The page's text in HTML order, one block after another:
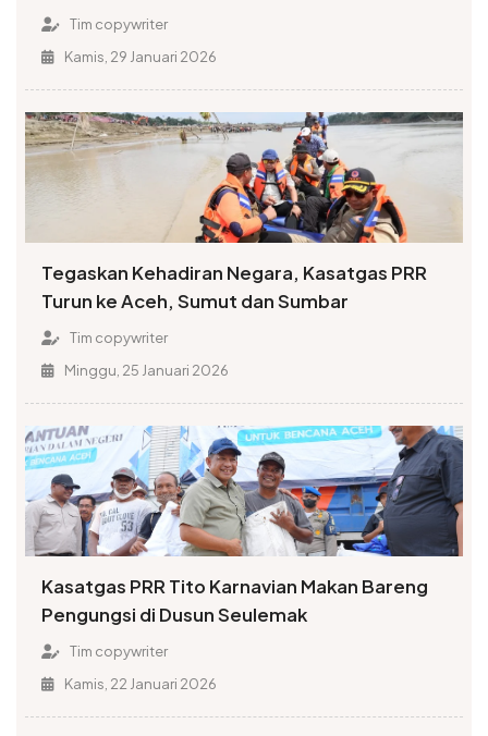
Tim copywriter
Kamis, 29 Januari 2026
Tegaskan Kehadiran Negara, Kasatgas PRR
Turun ke Aceh, Sumut dan Sumbar
Tim copywriter
Minggu, 25 Januari 2026
Kasatgas PRR Tito Karnavian Makan Bareng
Pengungsi di Dusun Seulemak
Tim copywriter
Kamis, 22 Januari 2026